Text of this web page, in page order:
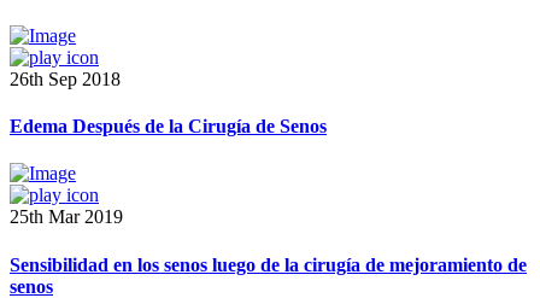
26th Sep 2018
Edema Después de la Cirugía de Senos
25th Mar 2019
Sensibilidad en los senos luego de la cirugía de mejoramiento de
senos